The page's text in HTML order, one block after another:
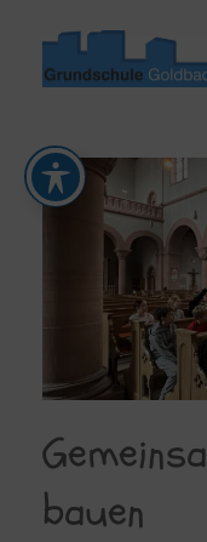
bauen